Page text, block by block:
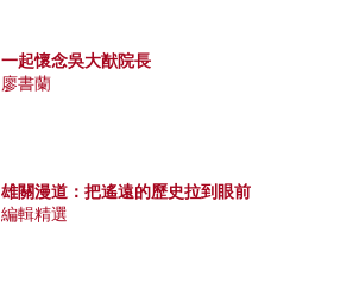
一起懷念吳大猷院長
廖書蘭
雄關漫道：把遙遠的歷史拉到眼前
編輯精選